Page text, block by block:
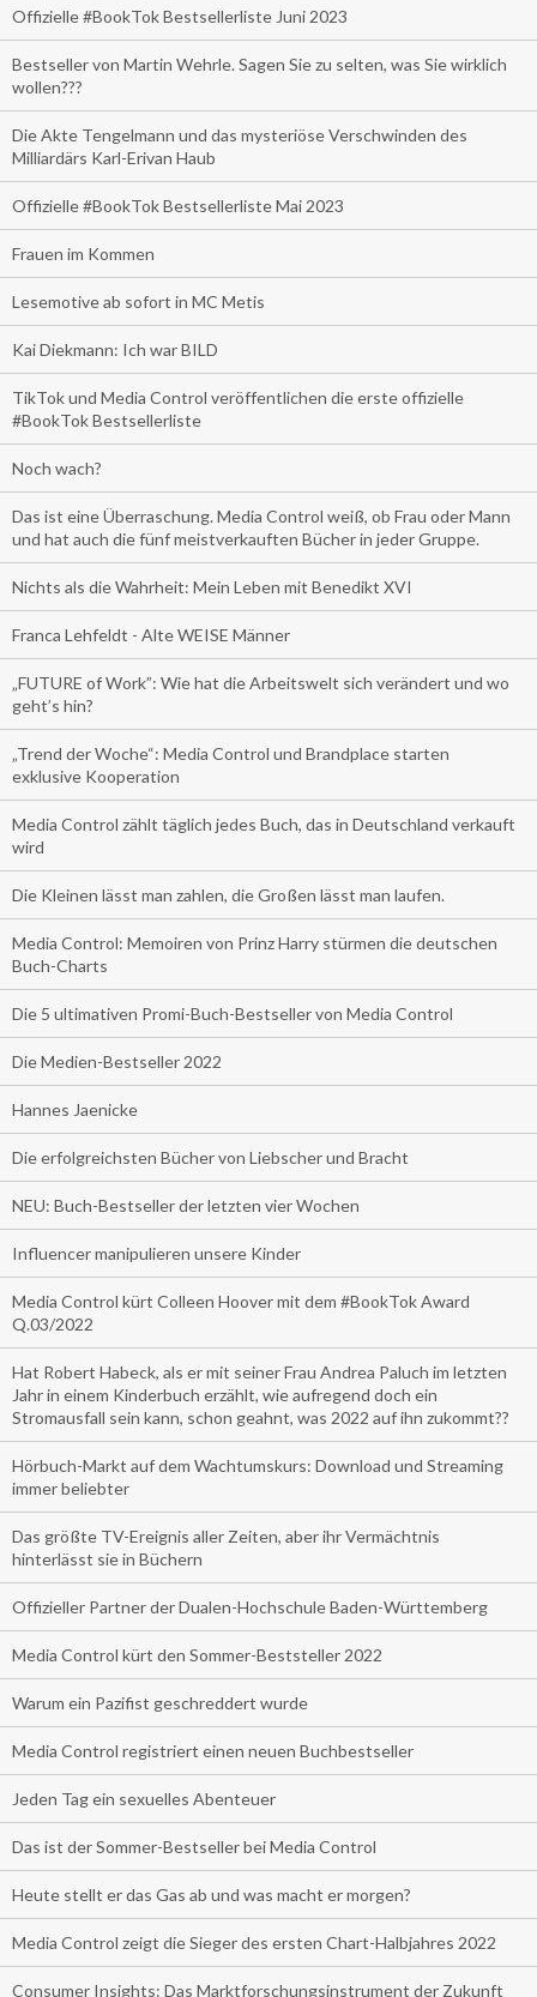
Offizielle #BookTok Bestsellerliste Juni 2023
Bestseller von Martin Wehrle. Sagen Sie zu selten, was Sie wirklich
wollen???
Die Akte Tengelmann und das mysteriöse Verschwinden des
Milliardärs Karl-Erivan Haub
Offizielle #BookTok Bestsellerliste Mai 2023
Frauen im Kommen
Lesemotive ab sofort in MC Metis
Kai Diekmann: Ich war BILD
TikTok und Media Control veröffentlichen die erste offizielle
#BookTok Bestsellerliste
Noch wach?
Das ist eine Überraschung. Media Control weiß, ob Frau oder Mann
und hat auch die fünf meistverkauften Bücher in jeder Gruppe.
Nichts als die Wahrheit: Mein Leben mit Benedikt XVI
Franca Lehfeldt - Alte WEISE Männer
„FUTURE of Work”: Wie hat die Arbeitswelt sich verändert und wo
geht’s hin?
„Trend der Woche“: Media Control und Brandplace starten
exklusive Kooperation
Media Control zählt täglich jedes Buch, das in Deutschland verkauft
wird
Die Kleinen lässt man zahlen, die Großen lässt man laufen.
Media Control: Memoiren von Prinz Harry stürmen die deutschen
Buch-Charts
Die 5 ultimativen Promi-Buch-Bestseller von Media Control
Die Medien-Bestseller 2022
Hannes Jaenicke
Die erfolgreichsten Bücher von Liebscher und Bracht
NEU: Buch-Bestseller der letzten vier Wochen
Influencer manipulieren unsere Kinder
Media Control kürt Colleen Hoover mit dem #BookTok Award
Q.03/2022
Hat Robert Habeck, als er mit seiner Frau Andrea Paluch im letzten
Jahr in einem Kinderbuch erzählt, wie aufregend doch ein
Stromausfall sein kann, schon geahnt, was 2022 auf ihn zukommt??
Hörbuch-Markt auf dem Wachtumskurs: Download und Streaming
immer beliebter
Das größte TV-Ereignis aller Zeiten, aber ihr Vermächtnis
hinterlässt sie in Büchern
Offizieller Partner der Dualen-Hochschule Baden-Württemberg
Media Control kürt den Sommer-Beststeller 2022
Warum ein Pazifist geschreddert wurde
Media Control registriert einen neuen Buchbestseller
Jeden Tag ein sexuelles Abenteuer
Das ist der Sommer-Bestseller bei Media Control
Heute stellt er das Gas ab und was macht er morgen?
Media Control zeigt die Sieger des ersten Chart-Halbjahres 2022
Consumer Insights: Das Marktforschungsinstrument der Zukunft